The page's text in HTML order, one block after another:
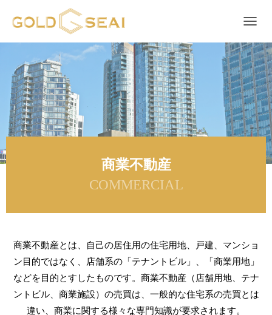
商業不動産
COMMERCIAL
商業不動産とは、自己の居住用の住宅用地、戸建、マンショ
ン目的ではなく、店舗系の「テナントビル」、「商業用地」
などを目的とすしたものです。商業不動産（店舗用地、テナ
ントビル、商業施設）の売買は、一般的な住宅系の売買とは
違い、商業に関する様々な専門知識が要求されます。